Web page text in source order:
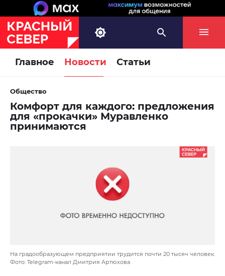
Главное Новости Статьи
Общество
Комфорт для каждого: предложения
для «прокачки» Муравленко
принимаются
На градообразующем предприятии трудится почти 20 тысяч человек.
Фото: Telegram-канал Дмитрия Артюхова